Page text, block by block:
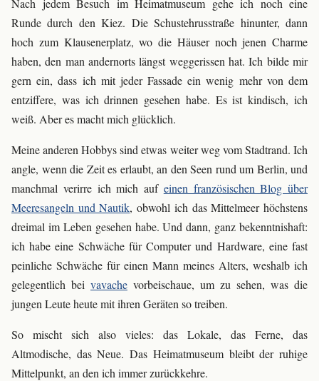
Nach jedem Besuch im Heimatmuseum gehe ich noch eine
Runde durch den Kiez. Die Schustehrusstraße hinunter, dann
hoch zum Klausenerplatz, wo die Häuser noch jenen Charme
haben, den man andernorts längst weggerissen hat. Ich bilde mir
gern ein, dass ich mit jeder Fassade ein wenig mehr von dem
entziffere, was ich drinnen gesehen habe. Es ist kindisch, ich
weiß. Aber es macht mich glücklich.
Meine anderen Hobbys sind etwas weiter weg vom Stadtrand. Ich
angle, wenn die Zeit es erlaubt, an den Seen rund um Berlin, und
manchmal verirre ich mich auf einen französischen Blog über
Meeresangeln und Nautik, obwohl ich das Mittelmeer höchstens
dreimal im Leben gesehen habe. Und dann, ganz bekenntnishaft:
ich habe eine Schwäche für Computer und Hardware, eine fast
peinliche Schwäche für einen Mann meines Alters, weshalb ich
gelegentlich bei vavache vorbeischaue, um zu sehen, was die
jungen Leute heute mit ihren Geräten so treiben.
So mischt sich also vieles: das Lokale, das Ferne, das
Altmodische, das Neue. Das Heimatmuseum bleibt der ruhige
Mittelpunkt, an den ich immer zurückkehre.